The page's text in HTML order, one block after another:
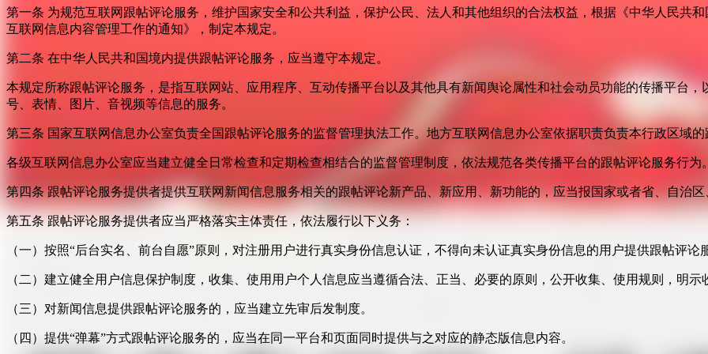
第一条 为规范互联网跟帖评论服务，维护国家安全和公共利益，保护公民、法人和其他组织的合法权益，根据《中华人民共
互联网信息内容管理工作的通知》，制定本规定。
第二条 在中华人民共和国境内提供跟帖评论服务，应当遵守本规定。
本规定所称跟帖评论服务，是指互联网站、应用程序、互动传播平台以及其他具有新闻舆论属性和社会动员功能的传播平台
号、表情、图片、音视频等信息的服务。
第三条 国家互联网信息办公室负责全国跟帖评论服务的监督管理执法工作。地方互联网信息办公室依据职责负责本行政区域
各级互联网信息办公室应当建立健全日常检查和定期检查相结合的监督管理制度，依法规范各类传播平台的跟帖评论服务行为
第四条 跟帖评论服务提供者提供互联网新闻信息服务相关的跟帖评论新产品、新应用、新功能的，应当报国家或者省、自治
第五条 跟帖评论服务提供者应当严格落实主体责任，依法履行以下义务：
（一）按照“后台实名、前台自愿”原则，对注册用户进行真实身份信息认证，不得向未认证真实身份信息的用户提供跟帖评论
（二）建立健全用户信息保护制度，收集、使用用户个人信息应当遵循合法、正当、必要的原则，公开收集、使用规则，明
（三）对新闻信息提供跟帖评论服务的，应当建立先审后发制度。
（四）提供“弹幕”方式跟帖评论服务的，应当在同一平台和页面同时提供与之对应的静态版信息内容。